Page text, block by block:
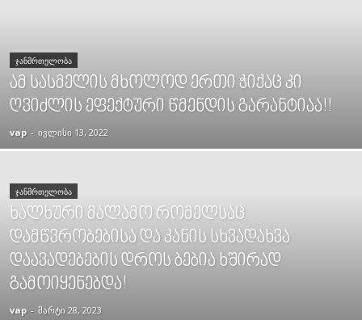
ᲯᲐᲜᲛᲠᲗᲔᲚᲝᲑᲐ
ამ სასმელის მხოლოდ ერთი ჭიქაც კი
ღვიძლის ეფექტური წმენდის გარანტიაა!!
vap - ივლისი 13, 2022
ᲯᲐᲜᲛᲠᲗᲔᲚᲝᲑᲐ
ხალხური მალამო რომელსაც
დამწვრობებისა და კანის სხვადახვა
დაავადებების დროს ბებია ხშირად
გამოიყენებდა!
vap - მარტი 28, 2023